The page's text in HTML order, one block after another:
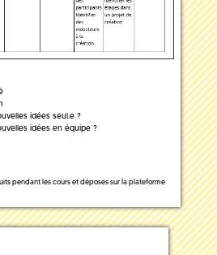
idées seul.e ?
idées en équipe ?
pendant les cours et déposes sur la plateforme